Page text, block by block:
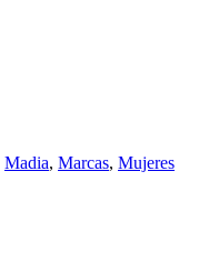
Madia, Marcas, Mujeres